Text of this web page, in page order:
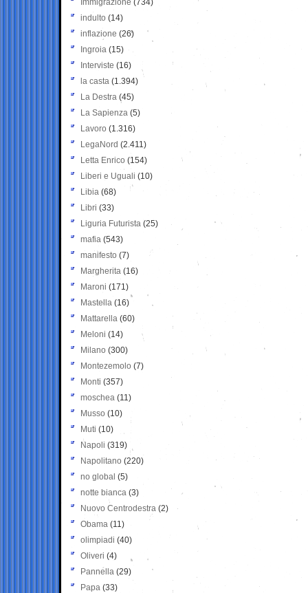
Immigrazione (734)
indulto (14)
inflazione (26)
Ingroia (15)
Interviste (16)
la casta (1.394)
La Destra (45)
La Sapienza (5)
Lavoro (1.316)
LegaNord (2.411)
Letta Enrico (154)
Liberi e Uguali (10)
Libia (68)
Libri (33)
Liguria Futurista (25)
mafia (543)
manifesto (7)
Margherita (16)
Maroni (171)
Mastella (16)
Mattarella (60)
Meloni (14)
Milano (300)
Montezemolo (7)
Monti (357)
moschea (11)
Musso (10)
Muti (10)
Napoli (319)
Napolitano (220)
no global (5)
notte bianca (3)
Nuovo Centrodestra (2)
Obama (11)
olimpiadi (40)
Oliveri (4)
Pannella (29)
Papa (33)